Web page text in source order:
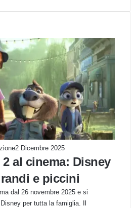
2 Dicembre 2025
al cinema: Disney
e piccini
dal 26 novembre 2025 e si
per tutta la famiglia. Il